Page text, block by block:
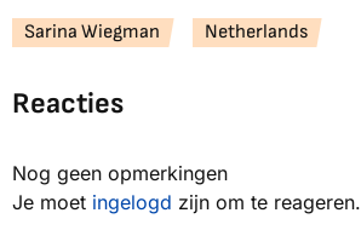
Sarina Wiegman Netherlands
Reacties
Nog geen opmerkingen
Je moet ingelogd zijn om te reageren.